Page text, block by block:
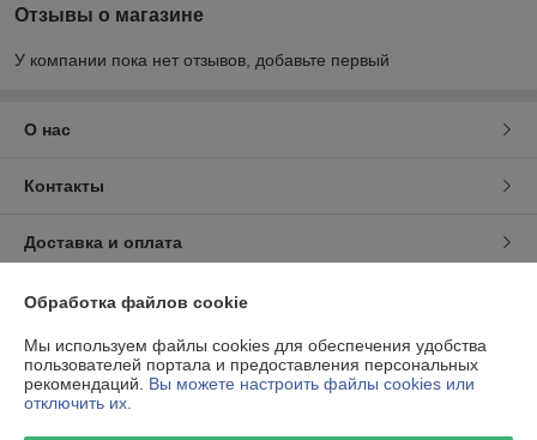
Отзывы о магазине
У компании пока нет отзывов, добавьте первый
О нас
Контакты
Доставка и оплата
График работы
Полная версия сайта
Политика обработки cookies
Обработка файлов cookie
Мы используем файлы cookies для обеспечения удобства
пользователей портала и предоставления персональных
рекомендаций. Вы можете настроить файлы cookies или
отключить их.